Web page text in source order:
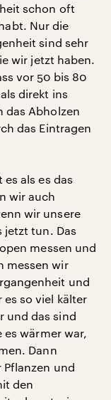
schon oft
Nur die
sind sehr
wir jetzt haben.
vor 50 bis 80
direkt ins
das Abholzen
das Eintragen
als es das
wir auch
wir unsere
jetzt tun. Das
messen und
messen wir
und
es so viel kälter
und das sind
es wärmer war,
Dann
und
den